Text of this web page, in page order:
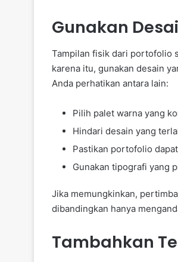
Gunakan
Tampilan fisik dari portofolio
karena itu, gunakan desain
Anda perhatikan antara lain:
Pilih palet warna yang
Hindari desain yang
Pastikan portofolio
Gunakan tipografi yang
Jika memungkinkan,
dibandingkan hanya
Tambahkan